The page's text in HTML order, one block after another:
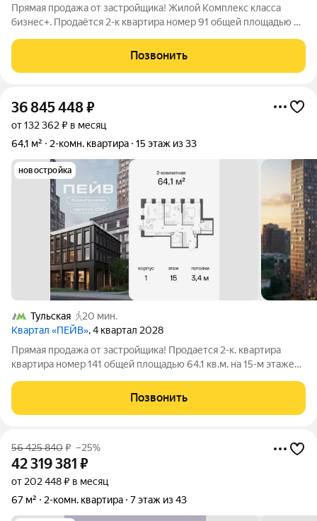
Прямая продажа от застройщика! Жилой Комплекс класса
бизнес+. Продаётся 2-к квартира номер 91 общей площадью 57
- Мастер-зона с санузлом и гардеробной. Всё для вашего
комфорта и удобства,
Позвонить
36 845 448₽
от 132 362 ₽ в месяц
64,1 м²
2-комн. квартира 15 этаж из 33
новостройка
Тульская
20 мин.
Квартал «ПЕЙВ», 4 квартал 2028
Прямая продажа от застройщика! Продается 2-к. квартира
квартира номер 141 общей площадью 64.1 кв.м. на 15-м этаже
от девелопера FORMA. Метро Павелецкая в пешей
доступности, удобные выезды на
Позвонить
56 425 840₽ –25%
42 319 381 ₽
от 202 448 ₽ в месяц
67 м²
2-комн. квартира 7 этаж из 43